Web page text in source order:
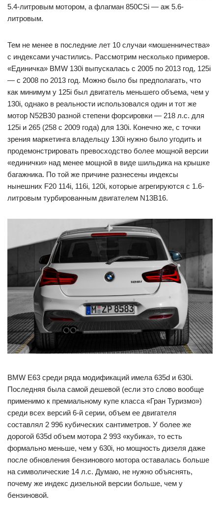
5.4-литровым мотором, а флагман 850CSi — аж 5.6-
литровым.
Тем не менее в последние лет 10 случаи «мошенничества»
с индексами участились. Рассмотрим несколько примеров.
«Единичка» BMW 130i выпускалась с 2005 по 2013 год, 125i
— с 2008 по 2013 год. Можно было бы предполагать, что
как минимум у 125i был двигатель меньшего объема, чем у
130i, однако в реальности использовался один и тот же
мотор N52B30 разной степени форсировки — 218 л.с. для
125i и 265 (258 c 2009 года) для 130i. Конечно же, с точки
зрения маркетинга владельцу 130i нужно было угодить и
продемонстрировать превосходство более мощной версии
«единички» над менее мощной в виде шильдика на крышке
багажника. По той же причине разнесены индексы
нынешних F20 114i, 116i, 120i, которые агрегируются с 1.6-
литровым турбированным двигателем N13B16.
BMW E63 среди ряда модификаций имела 635d и 630i.
Последняя была самой дешевой (если это слово вообще
применимо к премиальному купе класса «Гран Туризмо»)
среди всех версий 6-й серии, объем ее двигателя
составлял 2 996 кубических сантиметров. У более же
дорогой 635d объем мотора 2 993 «кубика», то есть
формально меньше, чем у 630i, но мощность дизеля даже
после обновления бензинового мотора оставалась больше
на символические 14 л.с. Думаю, не нужно объяснять,
почему же индекс дизельной версии больше, чем у
бензиновой.